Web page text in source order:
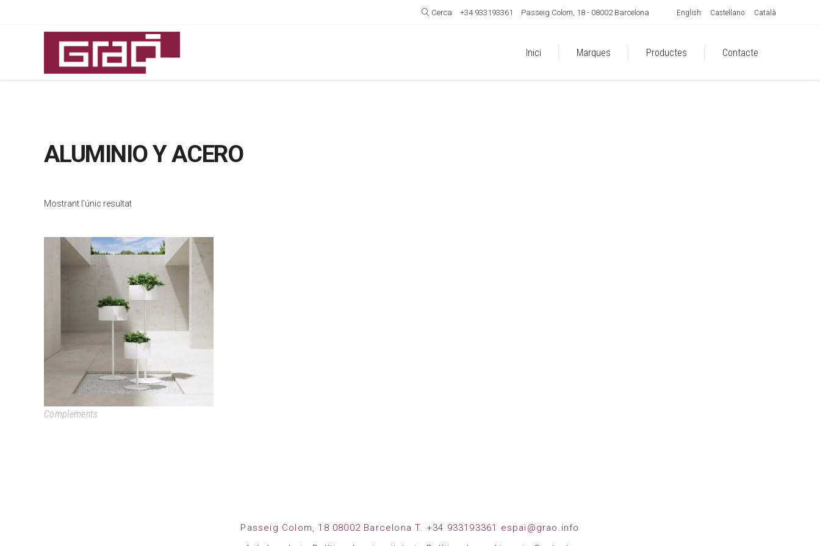
Cerca +34 933193361 Passeig Colom, 18 - 08002 Barcelona English Castellano Català
Inici Marques Productes Contacte
ALUMINIO Y ACERO
Mostrant l'únic resultat
GREEN
Complements
Passeig Colom, 18 08002 Barcelona T. +34 933193361 espai@grao.info